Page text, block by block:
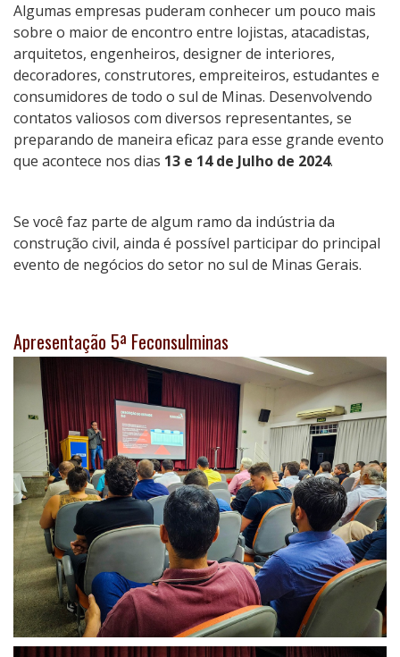
Algumas empresas puderam conhecer um pouco mais
sobre o maior de encontro entre lojistas, atacadistas,
arquitetos, engenheiros, designer de interiores,
decoradores, construtores, empreiteiros, estudantes e
consumidores de todo o sul de Minas. Desenvolvendo
contatos valiosos com diversos representantes, se
preparando de maneira eficaz para esse grande evento
que acontece nos dias 13 e 14 de Julho de 2024.
Se você faz parte de algum ramo da indústria da
construção civil, ainda é possível participar do principal
evento de negócios do setor no sul de Minas Gerais.
Apresentação 5ª Feconsulminas